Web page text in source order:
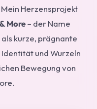
Herzensprojekt
More– der Name
kurze, prägnante
und Wurzeln
Bewegung von